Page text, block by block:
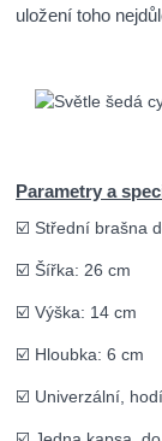
uložení toho
Parametry a
☑️ Střední brašna
☑️ Šířka: 26 cm
☑️ Výška: 14 cm
☑️ Hloubka: 6 cm
☑️ Univerzální,